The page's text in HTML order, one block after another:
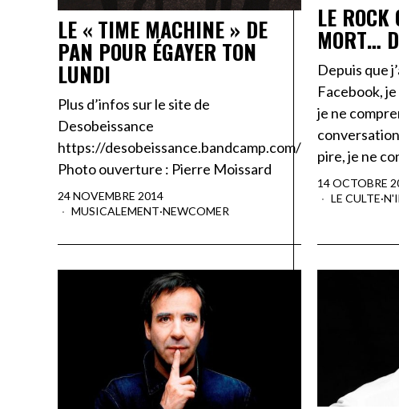
LE « TIME MACHINE » DE
PAN POUR ÉGAYER TON
LUNDI
Plus d’infos sur le site de
Desobeissance
https://desobeissance.bandcamp.com/
Photo ouverture : Pierre Moissard
24 NOVEMBRE 2014
MUSICALEMENT·NEWCOMER
LE
MORT…
Depuis que
Facebook,
je ne
pire, je ne
14 OCTOBRE
LE CULTE·